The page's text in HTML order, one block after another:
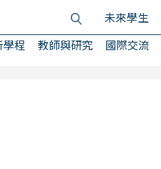
學程 教師與研究 國際交流
未來學生